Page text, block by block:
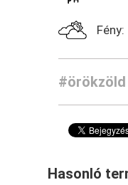
Fény:
#örökzöld
Hasonló